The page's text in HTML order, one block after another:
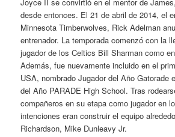
desde entonces. El 21 de abril de 2014, el
Minnesota Timberwolves, Rick Adelman
entrenador. La temporada comenzó con la
jugador de los Celtics Bill Sharman como
Además, fue nuevamente incluido en el
USA, nombrado Jugador del Año Gatorade
del Año PARADE High School. Tras
compañeros en su etapa como jugador en
intenciones eran construir el equipo
Richardson, Mike Dunleavy Jr.